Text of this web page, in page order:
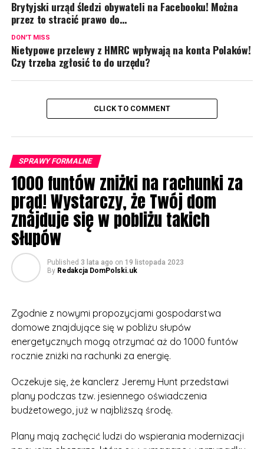
Brytyjski urząd śledzi obywateli na Facebooku! Można
przez to stracić prawo do…
DON'T MISS
Nietypowe przelewy z HMRC wpływają na konta Polaków!
Czy trzeba zgłosić to do urzędu?
CLICK TO COMMENT
SPRAWY FORMALNE
1000 funtów zniżki na rachunki za
prąd! Wystarczy, że Twój dom
znajduje się w pobliżu takich
słupów
Published 3 lata ago on 19 listopada 2023
By Redakcja DomPolski.uk
Zgodnie z nowymi propozycjami gospodarstwa
domowe znajdujące się w pobliżu słupów
energetycznych mogą otrzymać aż do 1000 funtów
rocznie zniżki na rachunki za energię.
Oczekuje się, że kanclerz Jeremy Hunt przedstawi
plany podczas tzw. jesiennego oświadczenia
budżetowego, już w najbliższą środę.
Plany mają zachęcić ludzi do wspierania modernizacji